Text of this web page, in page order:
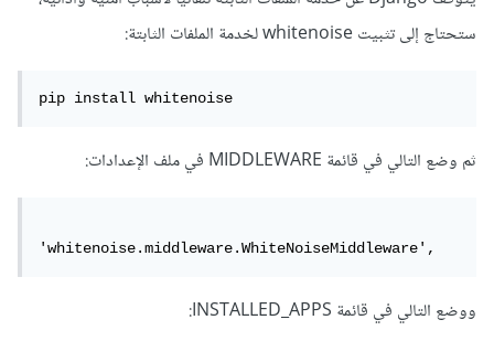
ستحتاج إلى تثبيت whitenoise لخدمة الملفات الثابتة:
pip install whitenoise
ثم وضع التالي في قائمة MIDDLEWARE في ملف الإعدادات :
'whitenoise.middleware.WhiteNoiseMiddleware',
ووضع التالي في قائمة INSTALLED_APPS: